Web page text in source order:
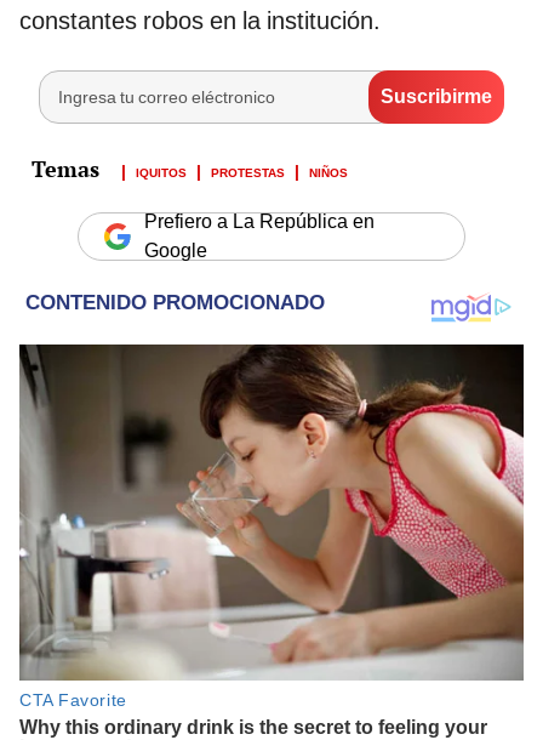
constantes robos en la institución.
IQUITOS PROTESTAS NIÑOS
Prefiero a La República en
Google